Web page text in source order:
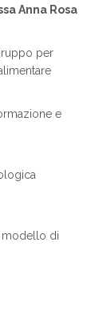
Anna Rosa
per
e
modello di